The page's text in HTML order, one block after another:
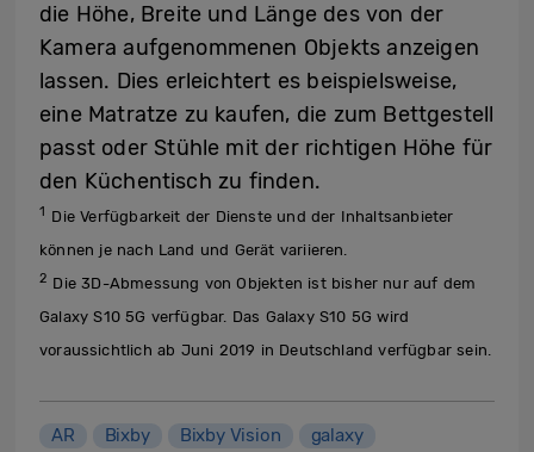
die Höhe, Breite und Länge des von der
Kamera aufgenommenen Objekts anzeigen
lassen. Dies erleichtert es beispielsweise,
eine Matratze zu kaufen, die zum Bettgestell
passt oder Stühle mit der richtigen Höhe für
den Küchentisch zu finden.
1 Die Verfügbarkeit der Dienste und der Inhaltsanbieter
können je nach Land und Gerät variieren.
2 Die 3D-Abmessung von Objekten ist bisher nur auf dem
Galaxy S10 5G verfügbar. Das Galaxy S10 5G wird
voraussichtlich ab Juni 2019 in Deutschland verfügbar sein.
AR Bixby Bixby Vision
galaxy